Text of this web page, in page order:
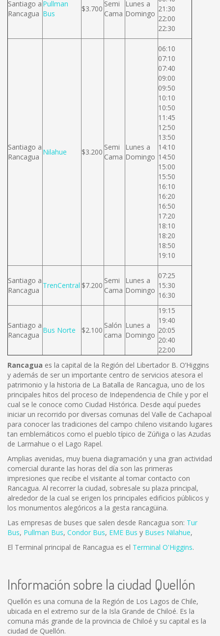
Santiago a
Rancagua
Pullman
Bus
$3.700
Semi
Cama
Lunes a
Domingo
21:30
22:00
22:30
Santiago a
Rancagua
Nilahue $3.200
Semi
Cama
Lunes a
Domingo
06:10
07:10
07:40
09:00
09:50
10:10
10:50
11:45
12:50
13:50
14:10
14:50
15:00
15:50
16:10
16:20
16:50
17:20
18:10
18:20
18:50
19:10
Santiago a
Rancagua
TrenCentral $7.200
Semi
Cama
Lunes a
Domingo
07:25
15:30
16:30
Santiago a
Rancagua
Bus Norte $2.100
Salón
cama
Lunes a
Domingo
19:15
19:40
20:05
20:40
22:00
Rancagua es la capital de la Región del Libertador B. O’Higgins
y además de ser un importante centro de servicios atesora el
patrimonio y la historia de La Batalla de Rancagua, uno de los
principales hitos del proceso de Independencia de Chile y por el
cual se le conoce como Ciudad Histórica. Desde aquí puedes
iniciar un recorrido por diversas comunas del Valle de Cachapoal
para conocer las tradiciones del campo chileno visitando lugares
tan emblemáticos como el pueblo típico de Zúñiga o las Azudas
de Larmahue o el Lago Rapel.
Amplias avenidas, muy buena diagramación y una gran actividad
comercial durante las horas del día son las primeras
impresiones que recibe el visitante al tomar contacto con
Rancagua. Al recorrer la ciudad, sobresale su plaza principal,
alrededor de la cual se erigen los principales edificios públicos y
los monumentos alegóricos a la gesta rancagüina.
Las empresas de buses que salen desde Rancagua son: Tur
Bus, Pullman Bus, Condor Bus, EME Bus y Buses Nilahue,
El Terminal principal de Rancagua es el Terminal O'Higgins.
Información sobre la ciudad Quellón
Quellón es una comuna de la Región de Los Lagos de Chile,
ubicada en el extremo sur de la Isla Grande de Chiloé. Es la
comuna más grande de la provincia de Chiloé y su capital es la
ciudad de Quellón.